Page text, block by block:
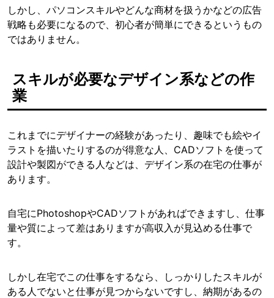
しかし、パソコンスキルやどんな商材を扱うかなどの広告
戦略も必要になるので、初心者が簡単にできるというもの
ではありません。
スキルが必要なデザイン系などの作
業
これまでにデザイナーの経験があったり、趣味でも絵やイ
ラストを描いたりするのが得意な人、CADソフトを使って
設計や製図ができる人などは、デザイン系の在宅の仕事が
あります。
自宅にPhotoshopやCADソフトがあればできますし、仕事
量や質によって差はありますが高収入が見込める仕事で
す。
しかし在宅でこの仕事をするなら、しっかりしたスキルが
ある人でないと仕事が見つからないですし、納期があるの